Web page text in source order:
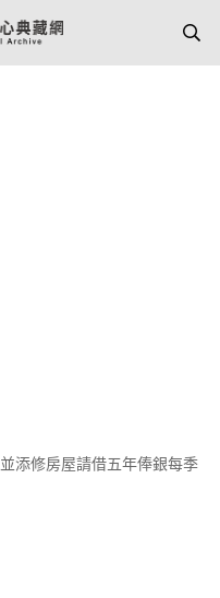
添修房屋請借五年俸銀每季